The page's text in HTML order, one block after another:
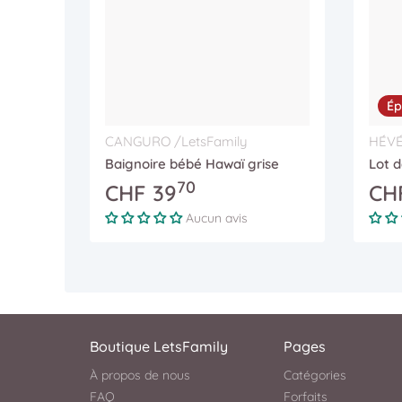
Vendeur :
CANGURO /LetsFamily
Baignoire bébé Hawaï grise
Prix régulier
CHF 39.70
Aucun avis
Lot
Prix
Boutique LetsFamily
À propos de nous
FAQ
Pages
Catégories
Forfaits